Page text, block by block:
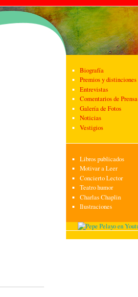
Biografía
Premios y distinciones
Entrevistas
Comentarios de Prensa
Galería de Fotos
Noticias
Vestigios
Libros publicados
Motivar a Leer
Concierto Lector
Teatro humor
Charlas Chaplin
Ilustraciones